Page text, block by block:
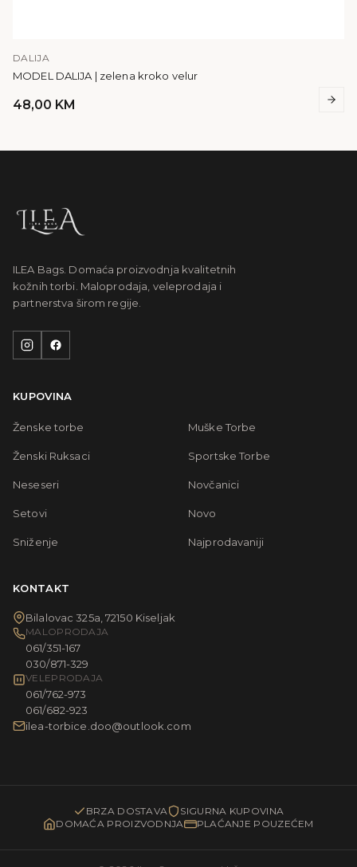
DALIJA
MODEL DALIJA | zelena kroko velur
48,00 KM
ILEA Bags. Domaća proizvodnja kvalitetnih
kožnih torbi. Maloprodaja, veleprodaja i
partnerstva širom regije.
KUPOVINA
Ženske torbe Muške Torbe
Ženski Ruksaci Sportske Torbe
Neseseri Novčanici
Setovi Novo
Sniženje Najprodavaniji
KONTAKT
Bilalovac 325a, 72150 Kiseljak
MALOPRODAJA
061/351-167
030/871-329
VELEPRODAJA
061/762-973
061/682-923
ilea-torbice.doo@outlook.com
BRZA DOSTAVA
SIGURNA KUPOVINA
DOMAĆA PROIZVODNJA
PLAĆANJE POUZEĆEM